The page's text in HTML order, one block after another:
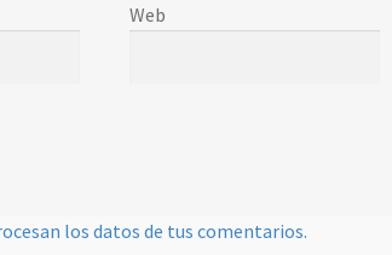
Web
los datos de tus comentarios.